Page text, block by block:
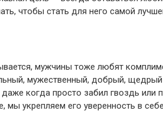
чтобы стать для него самой
мужчины тоже любят
мужественный, добрый, щедрый
когда просто забил гвоздь или
мы укрепляем его уверенность в